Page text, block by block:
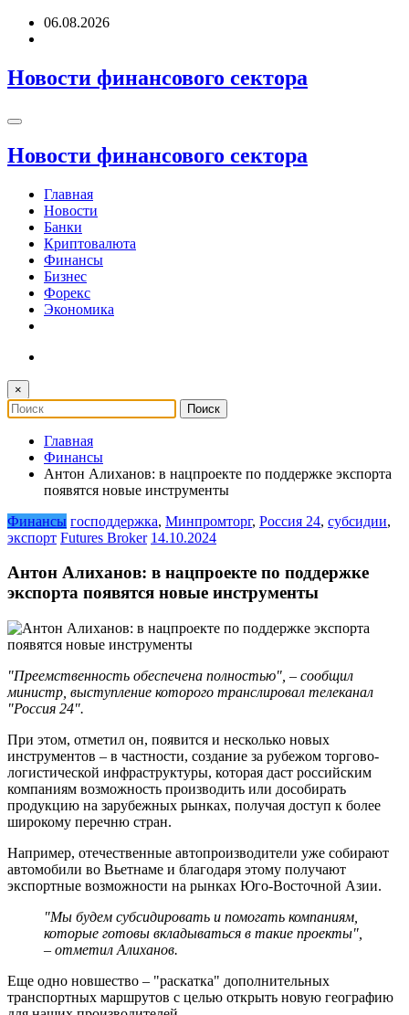
Перейти06.08.2026
Новости финансового сектора
Новости финансового сектора
Главная
Новости
Банки
Криптовалюта
Финансы
Бизнес
Форекс
Экономика
×
Главная
Финансы
Антон Алиханов: в нацпроекте по поддержке экспорта
появятся новые инструменты
Финансы господдержка, Минпромторг, Россия 24, субсидии,
экспорт Futures Broker 14.10.2024
Антон Алиханов: в нацпроекте по поддержке
экспорта появятся новые инструменты
"Преемственность обеспечена полностью", – сообщил
министр, выступление которого транслировал телеканал
"Россия 24".
При этом, отметил он, появится и несколько новых
инструментов – в частности, создание за рубежом торгово-
логистической инфраструктуры, которая даст российским
компаниям возможность производить или дособирать
продукцию на зарубежных рынках, получая доступ к более
широкому перечню стран.
Например, отечественные автопроизводители уже собирают
автомобили во Вьетнаме и благодаря этому получают
экспортные возможности на рынках Юго-Восточной Азии.
"Мы будем субсидировать и помогать компаниям,
которые готовы вкладываться в такие проекты",
– отметил Алиханов.
Еще одно новшество – "раскатка" дополнительных
транспортных маршрутов с целью открыть новую географию